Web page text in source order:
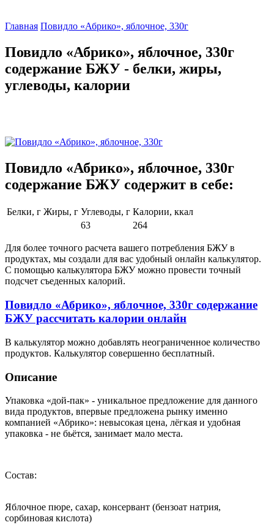
Главная Повидло «Абрико», яблочное, 330г
Повидло «Абрико», яблочное, 330г
содержание БЖУ - белки, жиры,
углеводы, калории
Повидло «Абрико», яблочное, 330г
содержание БЖУ содержит в себе:
Белки, г Жиры, г Углеводы, г Калории, ккал
63
264
Для более точного расчета вашего потребления БЖУ в
продуктах, мы создали для вас удобный онлайн калькулятор.
С помощью калькулятора БЖУ можно провести точный
подсчет съеденных калорий.
Повидло «Абрико», яблочное, 330г содержание
БЖУ рассчитать калории онлайн
В калькулятор можно добавлять неограниченное количество
продуктов. Калькулятор совершенно бесплатный.
Описание
Упаковка «дой-пак» - уникальное предложение для данного
вида продуктов, впервые предложена рынку именно
компанией «Абрико»: невысокая цена, лёгкая и удобная
упаковка - не бьётся, занимает мало места.
Состав:
Яблочное пюре, сахар, консервант (бензоат натрия,
сорбиновая кислота)